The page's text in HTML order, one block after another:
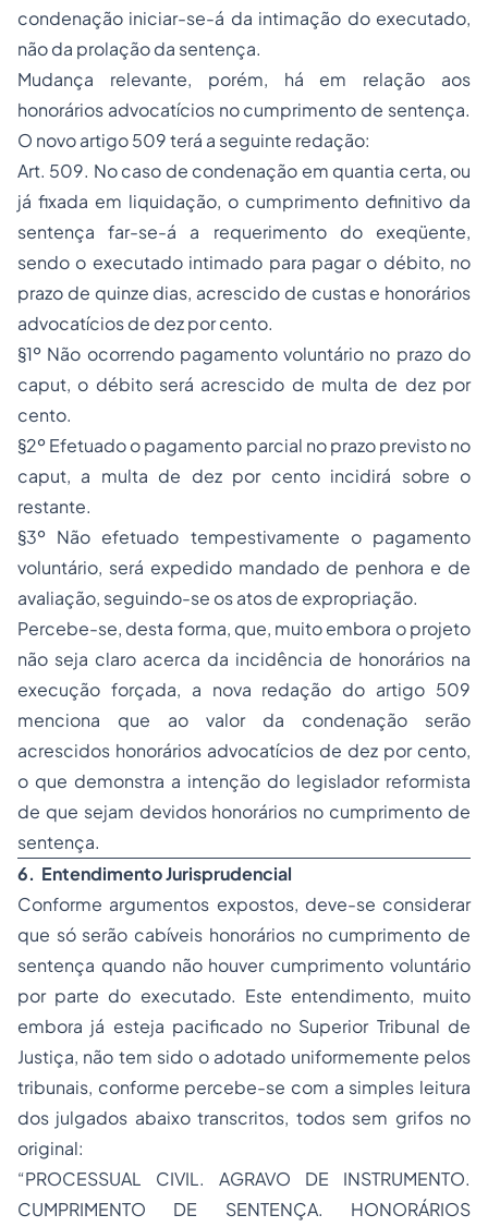
condenação iniciar-se-á da intimação do executado,
não da prolação da sentença.
Mudança relevante, porém, há em relação aos
honorários advocatícios no cumprimento de sentença.
O novo artigo 509 terá a seguinte redação:
Art. 509. No caso de condenação em quantia certa, ou
já fixada em liquidação, o cumprimento definitivo da
sentença far-se-á a requerimento do exeqüente,
sendo o executado intimado para pagar o débito, no
prazo de quinze dias, acrescido de custas e honorários
advocatícios de dez por cento.
§1º Não ocorrendo pagamento voluntário no prazo do
caput, o débito será acrescido de multa de dez por
cento.
§2º Efetuado o pagamento parcial no prazo previsto no
caput, a multa de dez por cento incidirá sobre o
restante.
§3º Não efetuado tempestivamente o pagamento
voluntário, será expedido mandado de penhora e de
avaliação, seguindo-se os atos de expropriação.
Percebe-se, desta forma, que, muito embora o projeto
não seja claro acerca da incidência de honorários na
execução forçada, a nova redação do artigo 509
menciona que ao valor da condenação serão
acrescidos honorários advocatícios de dez por cento,
o que demonstra a intenção do legislador reformista
de que sejam devidos honorários no cumprimento de
sentença.
6. Entendimento Jurisprudencial
Conforme argumentos expostos, deve-se considerar
que só serão cabíveis honorários no cumprimento de
sentença quando não houver cumprimento voluntário
por parte do executado. Este entendimento, muito
embora já esteja pacificado no Superior Tribunal de
Justiça, não tem sido o adotado uniformemente pelos
tribunais, conforme percebe-se com a simples leitura
dos julgados abaixo transcritos, todos sem grifos no
original:
“PROCESSUAL CIVIL. AGRAVO DE INSTRUMENTO.
CUMPRIMENTO DE SENTENÇA. HONORÁRIOS